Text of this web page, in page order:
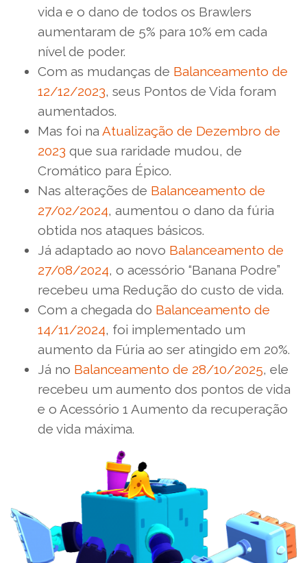
vida e o dano de todos os Brawlers
aumentaram de 5% para 10% em cada
nível de poder.
Com as mudanças de Balanceamento de
12/12/2023, seus Pontos de Vida foram
aumentados.
Mas foi na Atualização de Dezembro de
2023 que sua raridade mudou, de
Cromático para Épico.
Nas alterações de Balanceamento de
27/02/2024, aumentou o dano da fúria
obtida nos ataques básicos.
Já adaptado ao novo Balanceamento de
27/08/2024, o acessório “Banana Podre”
recebeu uma Redução do custo de vida.
Com a chegada do Balanceamento de
14/11/2024, foi implementado um
aumento da Fúria ao ser atingido em 20%.
Já no Balanceamento de 28/10/2025, ele
recebeu um aumento dos pontos de vida
e o Acessório 1 Aumento da recuperação
de vida máxima.